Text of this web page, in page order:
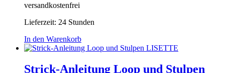
versandkostenfrei
Lieferzeit: 24 Stunden
In den Warenkorb
Strick-Anleitung Loop und Stulpen